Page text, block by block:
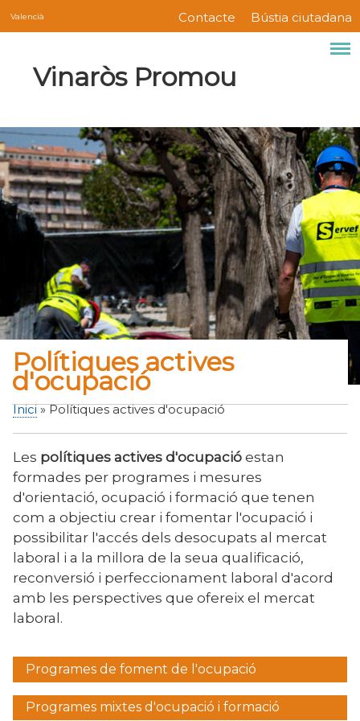
Vés
al
Valencià
Menú
superior
Contacte Bústia ciutadana
Vinaròs Promou
Polítiques actives
d'ocupació
Inici Polítiques actives d'ocupació
Les polítiques actives d'ocupacióestan
formades per programes i mesures
d'orientació, ocupació i formació que tenen
com a objectiu crear i fomentar l'ocupació i
possibilitar l'accés dels desocupats al mercat
laboral i a la millora de la seua qualificació,
reconversió i perfeccionament laboral d'acord
amb les perspectives que ofereix el mercat
laboral.
Menú
lateral
Programes de foment de l'ocupació
Programes mixtes d'ocupació i formació